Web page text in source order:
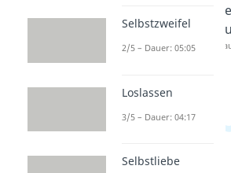
mungsst
örung
Dauer: 06:07
sie
Dauer: 04:26
Selbstzweifel
2/5 – Dauer: 05:05
Loslassen
3/5 – Dauer: 04:17
Selbstliebe